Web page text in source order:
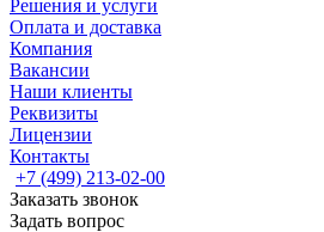
Решения и услуги
Оплата и доставка
Компания
Вакансии
Наши клиенты
Реквизиты
Лицензии
Контакты
+7 (499) 213-02-00
Заказать звонок
Задать вопрос